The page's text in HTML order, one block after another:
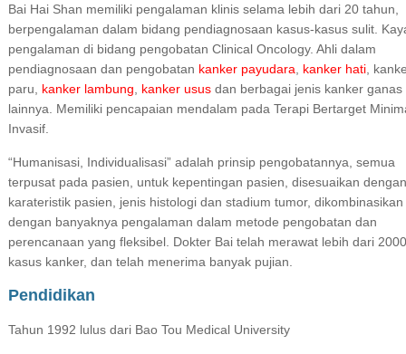
Bai Hai Shan memiliki pengalaman klinis selama lebih dari 20 tahun,
berpengalaman dalam bidang pendiagnosaan kasus-kasus sulit.
pengalaman di bidang pengobatan Clinical Oncology. Ahli dalam
pendiagnosaan dan pengobatan kanker payudara kanker hati,
paru, kanker lambung kanker ususdan berbagai jenis kanker ganas
lainnya. Memiliki pencapaian mendalam pada Terapi Bertarget
Invasif.
“Humanisasi, Individualisasi” adalah prinsip pengobatannya, semua
terpusat pada pasien, untuk kepentingan pasien, disesuaikan dengan
karateristik pasien, jenis histologi dan stadium tumor, dikombinasikan
dengan banyaknya pengalaman dalam metode pengobatan dan
perencanaan yang fleksibel. Dokter Bai telah merawat lebih dari 2000
kasus kanker, dan telah menerima banyak pujian.
Pendidikan
Tahun 1992 lulus dari Bao Tou Medical University